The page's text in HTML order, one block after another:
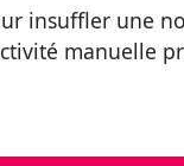
insuffler une
manuelle